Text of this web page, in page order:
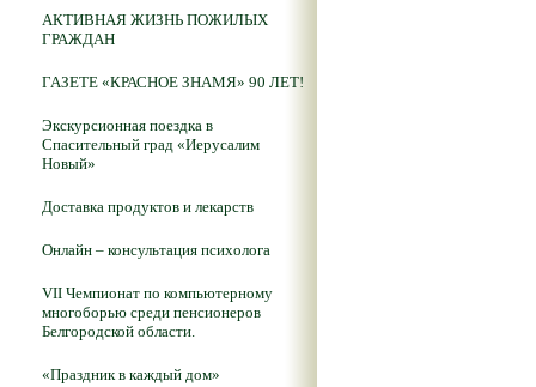
АКТИВНАЯ ЖИЗНЬ ПОЖИЛЫХ
ГРАЖДАН
ГАЗЕТЕ «КРАСНОЕ ЗНАМЯ» 90 ЛЕТ!
Экскурсионная поездка в
Спасительный град «Иерусалим
Новый»
Доставка продуктов и лекарств
Онлайн – консультация психолога
VII Чемпионат по компьютерному
многоборью среди пенсионеров
Белгородской области.
«Праздник в каждый дом»